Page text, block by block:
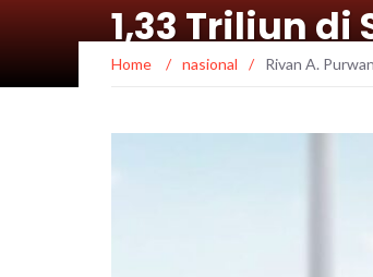
1,33 Triliun di
Home / nasional / Rivan A.